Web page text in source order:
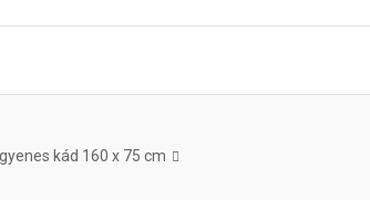
kád 160 x 75 cm